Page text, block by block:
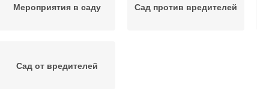
Мероприятия в саду Сад против вредителей
Сад от вредителей